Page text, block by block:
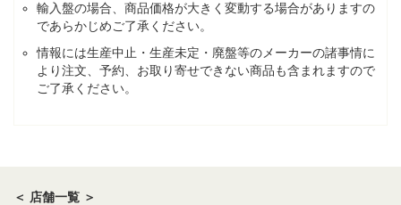
輸入盤の場合、商品価格が大きく変動する場合がありますの
であらかじめご了承ください。
情報には生産中止・生産未定・廃盤等のメーカーの諸事情に
より注文、予約、お取り寄せできない商品も含まれますので
ご了承ください。
＜ 店舗一覧 ＞